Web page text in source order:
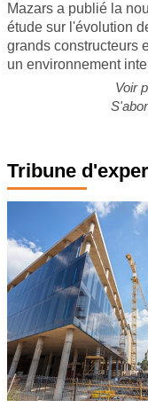
Mazars a publié la
étude sur l'évolution
grands constructeurs
un environnement
Voir
Tribune